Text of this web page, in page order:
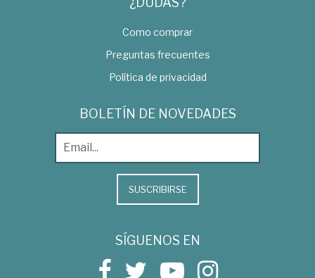
Como comprar
Preguntas frecuentes
Política de privacidad
BOLETÍN DE NOVEDADES
SUSCRIBIRSE
SÍGUENOS EN